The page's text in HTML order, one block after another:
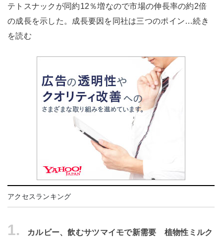
テトスナックが同約12％増なので市場の伸長率の約2倍
の成長を示した。成長要因を同社は三つのポイン…続き
を読む
アクセスランキング
1.
カルビー、飲むサツマイモで新需要 植物性ミルク